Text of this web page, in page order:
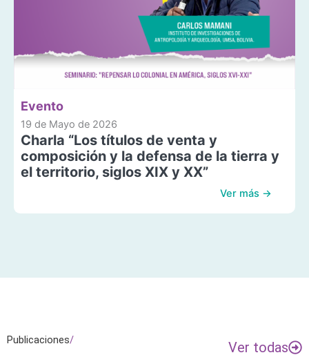
Evento
19 de Mayo de 2026
Charla “Los títulos de venta y
composición y la defensa de la tierra y
el territorio, siglos XIX y XX”
Ver más →
Publicaciones/ Ver todas